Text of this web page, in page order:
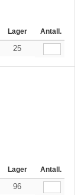
144-287 288 +
Lager Antall.
18.40
25
144-287 288 +
Lager Antall.
18.40
96